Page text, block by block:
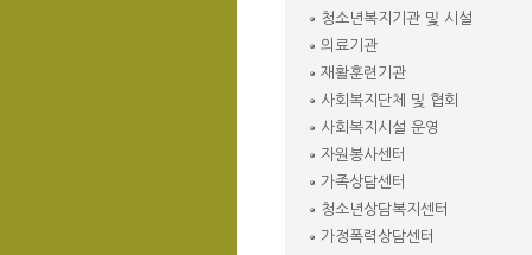
청소년복지기관 및 시설
의료기관
재활훈련기관
사회복지단체 및 협회
사회복지시설 운영
자원봉사센터
가족상담센터
청소년상담복지센터
가정폭력상담센터